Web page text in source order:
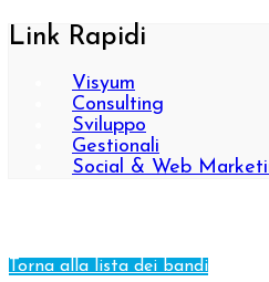
Link Rapidi
Visyum
Consulting
Sviluppo
Gestionali
Social & Web
Torna alla lista dei bandi